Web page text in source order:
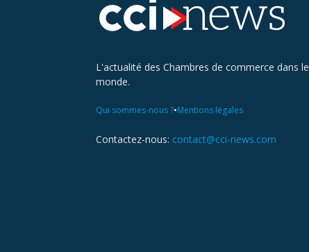
L'actualité des Chambres de commerce dans le
monde.
Qui sommes-nous ?•Mentions légales
Contactez-nous: contact@cci-news.com